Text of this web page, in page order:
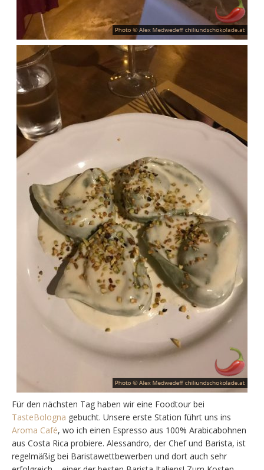
Für den nächsten Tag haben wir eine Foodtour bei
TasteBologna gebucht. Unsere erste Station führt uns ins
Aroma Café, wo ich einen Espresso aus 100% Arabicabohnen
aus Costa Rica probiere. Alessandro, der Chef und Barista, ist
regelmäßig bei Baristawettbewerben und dort auch sehr